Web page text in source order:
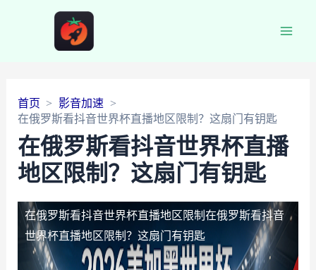
首页
影音加速
在俄罗斯看抖音世界杯直播地区限制？这扇门有钥匙
在俄罗斯看抖音世界杯直播
地区限制？这扇门有钥匙
在俄罗斯看抖音世界杯直播地区限制 在俄罗斯看抖音
世界杯直播地区限制？这扇门有钥匙